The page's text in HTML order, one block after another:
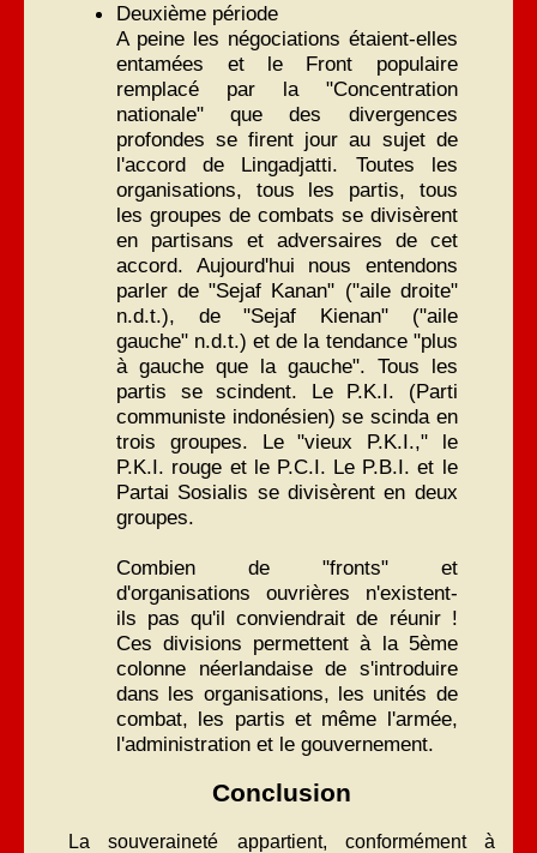
Deuxième période
A peine les négociations étaient-elles
entamées et le Front populaire
remplacé par la "Concentration
nationale" que des divergences
profondes se firent jour au sujet de
l'accord de Lingadjatti. Toutes les
organisations, tous les partis, tous
les groupes de combats se divisèrent
en partisans et adversaires de cet
accord. Aujourd'hui nous entendons
parler de "Sejaf Kanan" ("aile droite"
n.d.t.), de "Sejaf Kienan" ("aile
gauche" n.d.t.) et de la tendance "plus
à gauche que la gauche". Tous les
partis se scindent. Le P.K.I. (Parti
communiste indonésien) se scinda en
trois groupes. Le "vieux P.K.I.," le
P.K.I. rouge et le P.C.I. Le P.B.I. et le
Partai Sosialis se divisèrent en deux
groupes.
Combien de "fronts" et
d'organisations ouvrières n'existent-
ils pas qu'il conviendrait de réunir !
Ces divisions permettent à la 5ème
colonne néerlandaise de s'introduire
dans les organisations, les unités de
combat, les partis et même l'armée,
l'administration et le gouvernement.
Conclusion
La souveraineté appartient, conformément à